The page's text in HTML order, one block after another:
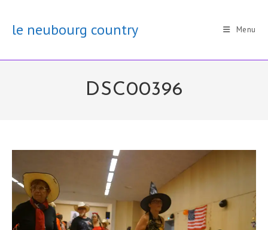
contentle neubourg country Menu
DSC00396